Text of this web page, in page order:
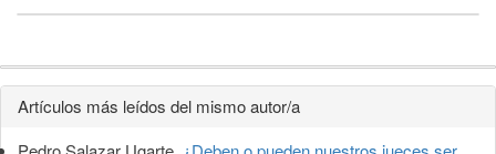
Detalles
del
Artículos más leídos del mismo autor/a